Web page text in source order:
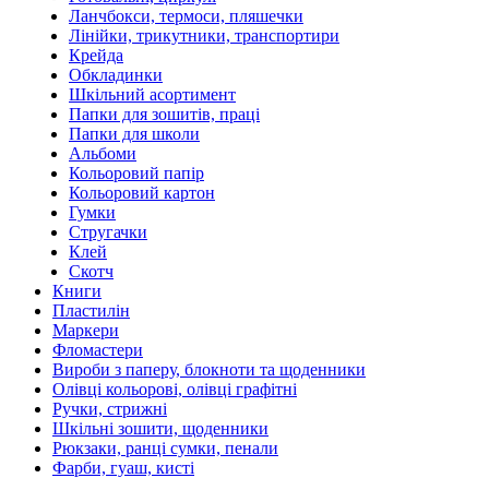
Ланчбокси, термоси, пляшечки
Лінійки, трикутники, транспортири
Крейда
Обкладинки
Шкільний асортимент
Папки для зошитів, праці
Папки для школи
Альбоми
Кольоровий папір
Кольоровий картон
Гумки
Стругачки
Клей
Скотч
Книги
Пластилін
Маркери
Фломастери
Вироби з паперу, блокноти та щоденники
Олівці кольорові, олівці графітні
Ручки, стрижні
Шкільні зошити, щоденники
Рюкзаки, ранці сумки, пенали
Фарби, гуаш, кисті